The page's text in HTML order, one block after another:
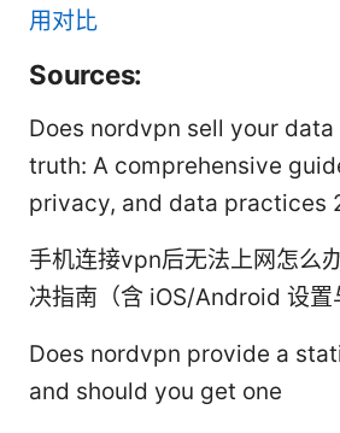
用对比
Sources:
Does nordvpn sell your
truth: A comprehensive
privacy, and data practices
手机连接vpn后无法上网怎么
决指南（含 iOS/Android 设置
Does nordvpn provide a
and should you get one